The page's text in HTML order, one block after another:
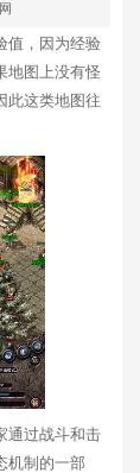
值，因为经验
地图上没有怪
此这类地图往
通过战斗和击
机制的一部